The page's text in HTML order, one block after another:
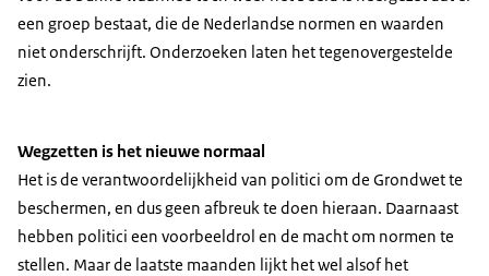
een groep bestaat, die de Nederlandse normen en waarden
niet onderschrijft. Onderzoeken laten het tegenovergestelde
zien.
Wegzetten is het nieuwe normaal
Het is de verantwoordelijkheid van politici om de Grondwet te
beschermen, en dus geen afbreuk te doen hieraan. Daarnaast
hebben politici een voorbeeldrol en de macht om normen te
stellen. Maar de laatste maanden lijkt het wel alsof het